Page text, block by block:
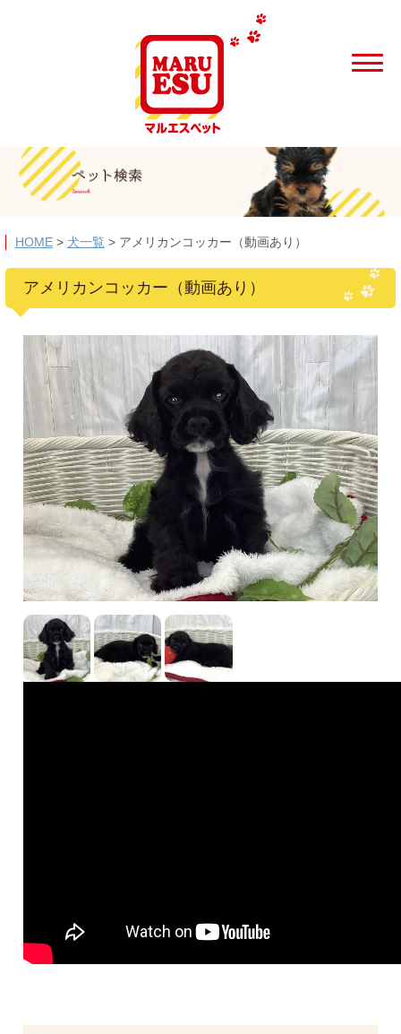
HOME> 犬一覧 > アメリカンコッカー（動画あり）
アメリカンコッカー（動画あり）